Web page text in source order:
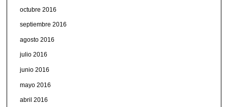
octubre 2016
septiembre 2016
agosto 2016
julio 2016
junio 2016
mayo 2016
abril 2016